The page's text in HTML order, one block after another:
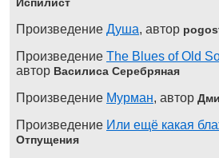
Произведение Душа, автор
Произведение The Blues of Old
автор Василиса Серебряная
Произведение Мурман, автор
Произведение Или ещё какая
Отпущения